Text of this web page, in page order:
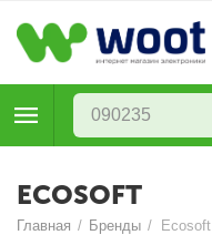
ECOSOFT
Главная / Бренды / Ecosoft